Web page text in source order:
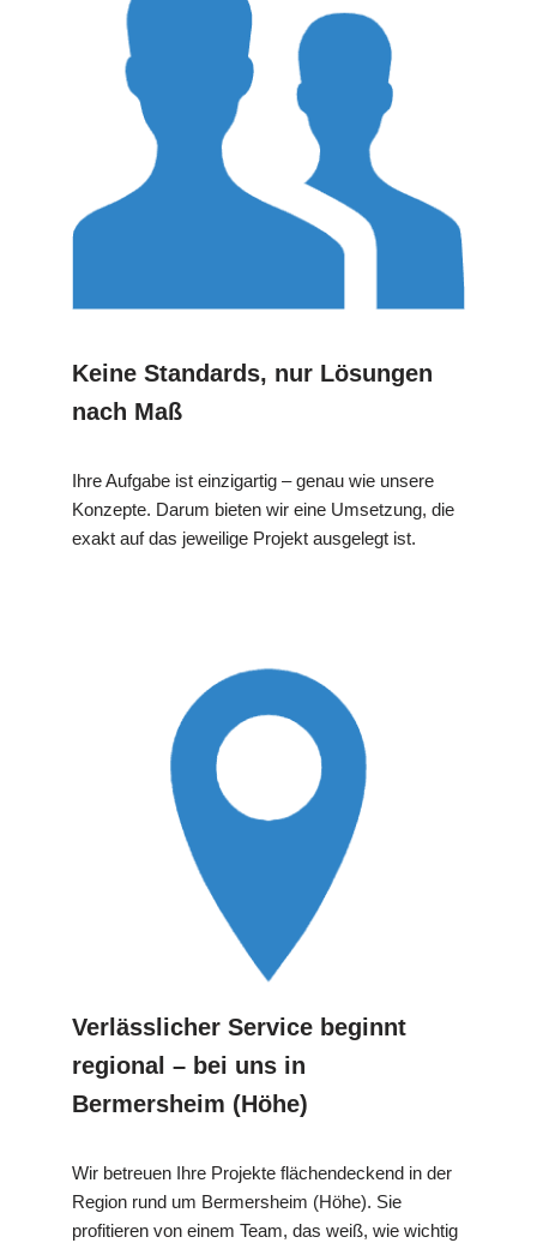
Keine Standards, nur Lösungen
nach Maß
Ihre Aufgabe ist einzigartig – genau wie unsere
Konzepte. Darum bieten wir eine Umsetzung, die
exakt auf das jeweilige Projekt ausgelegt ist.
Verlässlicher Service beginnt
regional – bei uns in
Bermersheim (Höhe)
Wir betreuen Ihre Projekte flächendeckend in der
Region rund um Bermersheim (Höhe). Sie
profitieren von einem Team, das weiß, wie wichtig